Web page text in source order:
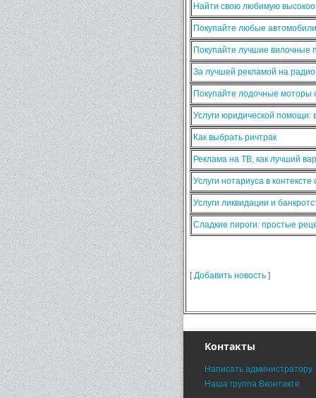
Найти свою любимую
Покупайте любые
Покупайте лучшие вилочные
За лучшей рекламой на
Покупайте лодочные моторы
Услуги юридической
Как выбрать ричтрак
Реклама на ТВ, как лучший
Услуги нотариуса в
Услуги ликвидации и
Сладкие пироги: простые
[Добавить новость ]
Контакты
Написать администратору
Наша группа Вконтакте